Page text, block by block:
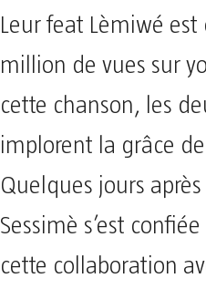
Leur feat Lèmiwé est
million de vues sur
cette chanson, les
implorent la grâce
Quelques jours
Sessimè s’est
cette collaboration